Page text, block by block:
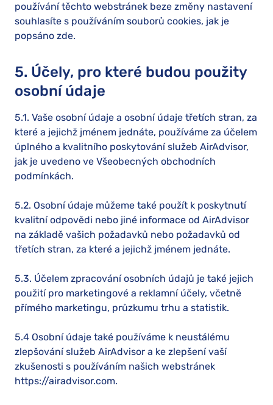
používání těchto webstránek beze změny nastavení
souhlasíte s používáním souborů cookies, jak je
popsáno zde.
5. Účely, pro které budou použity
osobní údaje
5.1. Vaše osobní údaje a osobní údaje třetích stran, za
které a jejichž jménem jednáte, používáme za účelem
úplného a kvalitního poskytování služeb AirAdvisor,
jak je uvedeno ve Všeobecných obchodních
podmínkách.
5.2. Osobní údaje můžeme také použít k poskytnutí
kvalitní odpovědi nebo jiné informace od AirAdvisor
na základě vašich požadavků nebo požadavků od
třetích stran, za které a jejichž jménem jednáte.
5.3. Účelem zpracování osobních údajů je také jejich
použití pro marketingové a reklamní účely, včetně
přímého marketingu, průzkumu trhu a statistik.
5.4 Osobní údaje také používáme k neustálému
zlepšování služeb AirAdvisor a ke zlepšení vaší
zkušenosti s používáním našich webstránek
https://airadvisor.com.